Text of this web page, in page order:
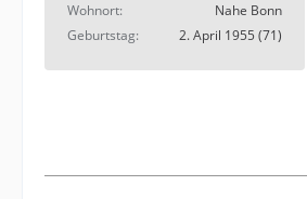
Wohnort
Nahe Bonn
Geburtstag
2. April 1955 (71)